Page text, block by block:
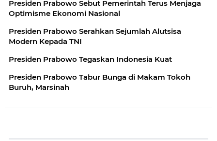
Presiden Prabowo Sebut Pemerintah Terus Menjaga
Optimisme Ekonomi Nasional
Presiden Prabowo Serahkan Sejumlah Alutsisa
Modern Kepada TNI
Presiden Prabowo Tegaskan Indonesia Kuat
Presiden Prabowo Tabur Bunga di Makam Tokoh
Buruh, Marsinah